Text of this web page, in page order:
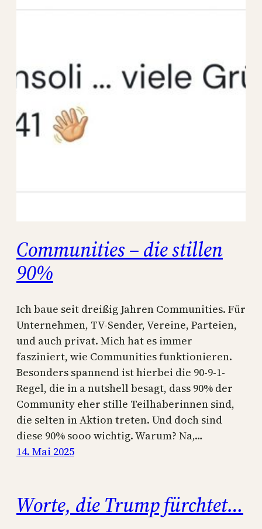
Communities – die stillen
90%
Ich baue seit dreißig Jahren Communities. Für
Unternehmen, TV-Sender, Vereine, Parteien,
und auch privat. Mich hat es immer
fasziniert, wie Communities funktionieren.
Besonders spannend ist hierbei die 90-9-1-
Regel, die in a nutshell besagt, dass 90% der
Community eher stille Teilhaberinnen sind,
die selten in Aktion treten. Und doch sind
diese 90% sooo wichtig. Warum? Na,…
14. Mai 2025
Worte, die Trump fürchtet…